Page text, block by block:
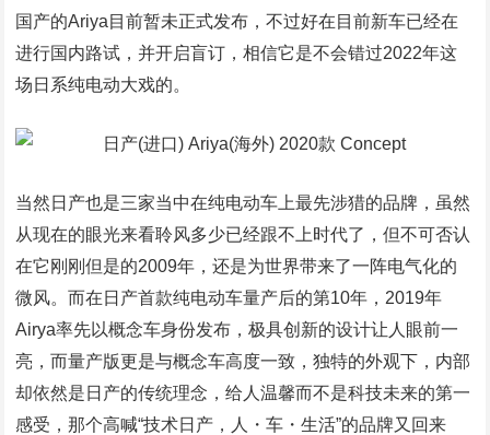
国产的Ariya目前暂未正式发布，不过好在目前新车已经在
进行国内路试，并开启盲订，相信它是不会错过2022年这
场日系纯电动大戏的。
当然日产也是三家当中在纯电动车上最先涉猎的品牌，虽然
从现在的眼光来看聆风多少已经跟不上时代了，但不可否认
在它刚刚但是的2009年，还是为世界带来了一阵电气化的
微风。而在日产首款纯电动车量产后的第10年，2019年
Airya率先以概念车身份发布，极具创新的设计让人眼前一
亮，而量产版更是与概念车高度一致，独特的外观下，内部
却依然是日产的传统理念，给人温馨而不是科技未来的第一
感受，那个高喊“技术日产，人・车・生活”的品牌又回来